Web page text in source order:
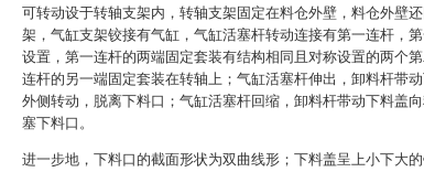
可转动设于转轴支架内，转轴支架固定在料仓外壁，料仓外壁
架，气缸支架铰接有气缸，气缸活塞杆转动连接有第一连杆，
设置，第一连杆的两端固定套装有结构相同且对称设置的两个
连杆的另一端固定套装在转轴上；气缸活塞杆伸出，卸料杆带
外侧转动，脱离下料口；气缸活塞杆回缩，卸料杆带动下料盖
塞下料口。
进一步地，下料口的截面形状为双曲线形；下料盖呈上小下大